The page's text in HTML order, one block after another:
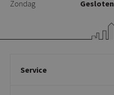
Zondag
Gesloten
Service